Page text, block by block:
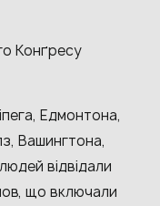
Конґресу
Едмонтона,
Вашингтона,
відвідали
що включали